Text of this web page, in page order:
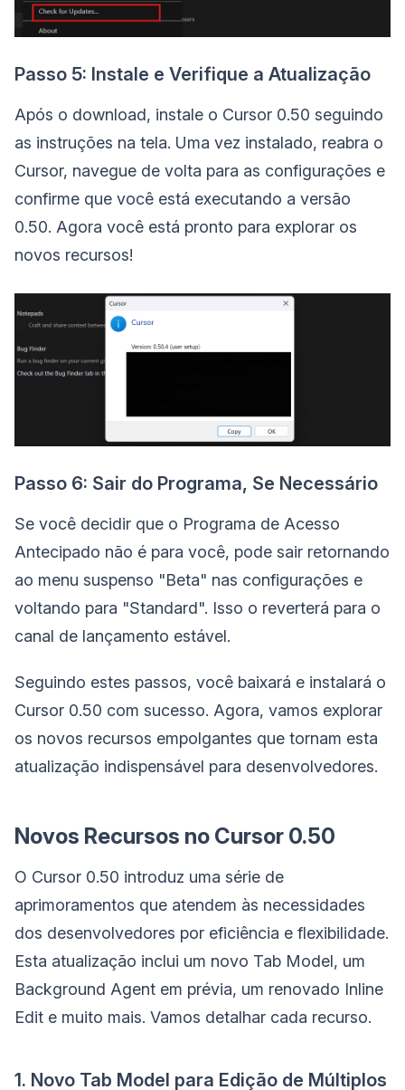
Passo 5: Instale e Verifique a Atualização
Após o download, instale o Cursor 0.50 seguindo
as instruções na tela. Uma vez instalado, reabra o
Cursor, navegue de volta para as configurações e
confirme que você está executando a versão
0.50. Agora você está pronto para explorar os
novos recursos!
Passo 6: Sair do Programa, Se Necessário
Se você decidir que o Programa de Acesso
Antecipado não é para você, pode sair retornando
ao menu suspenso "Beta" nas configurações e
voltando para "Standard". Isso o reverterá para o
canal de lançamento estável.
Seguindo estes passos, você baixará e instalará o
Cursor 0.50 com sucesso. Agora, vamos explorar
os novos recursos empolgantes que tornam esta
atualização indispensável para desenvolvedores.
Novos Recursos no Cursor 0.50
O Cursor 0.50 introduz uma série de
aprimoramentos que atendem às necessidades
dos desenvolvedores por eficiência e flexibilidade.
Esta atualização inclui um novo Tab Model, um
Background Agent em prévia, um renovado Inline
Edit e muito mais. Vamos detalhar cada recurso.
1. Novo Tab Model para Edição de Múltiplos